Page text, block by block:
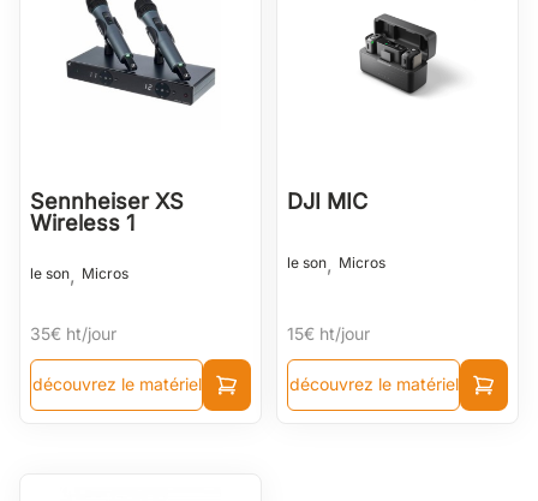
Sennheiser XS
Wireless 1
le son, Micros
35€ ht/jour
découvrez le matériel
DJI MIC
le son, Micros
15€ ht/jour
découvrez le matériel